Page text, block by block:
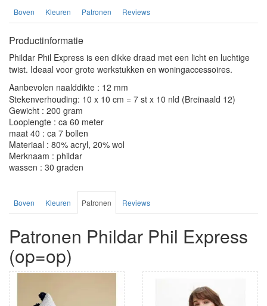
Boven Kleuren Patronen Reviews
Productinformatie
Phildar Phil Express is een dikke draad met een licht en luchtige
twist. Ideaal voor grote werkstukken en woningaccessoires.
Aanbevolen naalddikte : 12 mm
Stekenverhouding: 10 x 10 cm = 7 st x 10 nld (Breinaald 12)
Gewicht : 200 gram
Looplengte : ca 60 meter
maat 40 : ca 7 bollen
Materiaal : 80% acryl, 20% wol
Merknaam : phildar
wassen : 30 graden
Boven Kleuren Patronen Reviews
Patronen Phildar Phil Express
(op=op)